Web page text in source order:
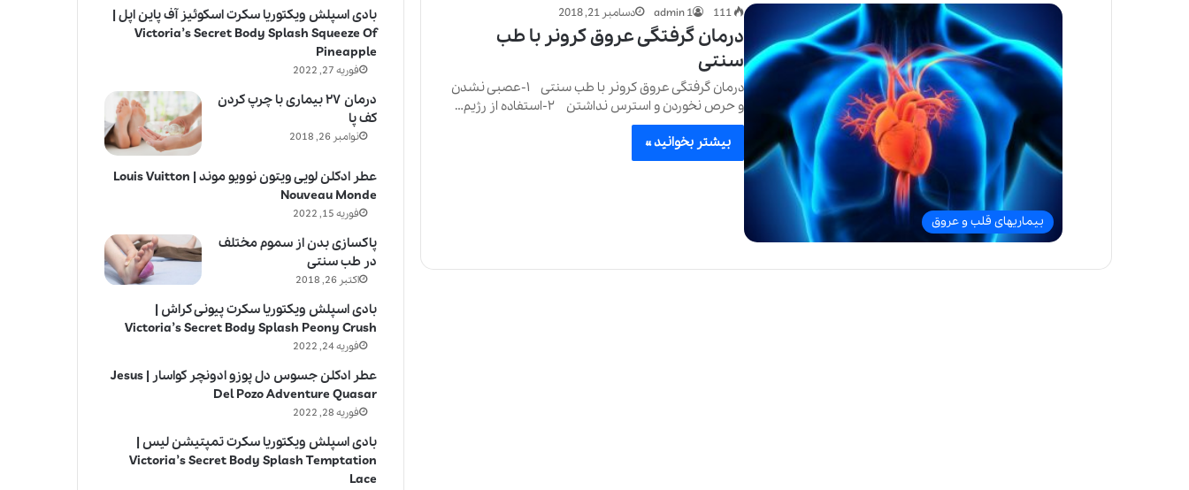
بیماریهای قلب و عروق
admin 1 دسامبر 21, 2018
درمان گرفتگی عروق کرونر با طب
سنتی
درمان گرفتگی عروق کرونر با طب سنتی ۱-عصبی نشدن
و حرص نخوردن و استرس نداشتن ۲-استفاده از رژیم…
بیشتر بخوانید »
بادی اسپلش ویکتوریا سکرت اسکوئیز آف پاین اپل |
Victoria’s Secret Body Splash Squeeze Of
Pineapple
فوریه 27, 2022
درمان ۲۷ بیماری با چرپ کردن
کف پا
نوامبر 26, 2018
عطر ادکلن لویی ویتون نوویو موند | Louis Vuitton
Nouveau Monde
فوریه 15, 2022
پاکسازی بدن از سموم مختلف
در طب سنتی
اکتبر 26, 2018
بادی اسپلش ویکتوریا سکرت پیونی کراش |
Victoria’s Secret Body Splash Peony Crush
فوریه 24, 2022
عطر ادکلن جسوس دل پوزو ادونچر کواسار | Jesus
Del Pozo Adventure Quasar
فوریه 28, 2022
بادی اسپلش ویکتوریا سکرت تمپتیشن لیس |
Victoria’s Secret Body Splash Temptation
Lace